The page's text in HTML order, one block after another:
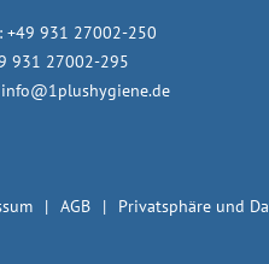
+49 931 27002-250
931 27002-295
info@1plushygiene.de
AGB Privatsphäre und